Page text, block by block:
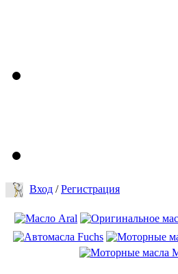
Вход /Регистрация